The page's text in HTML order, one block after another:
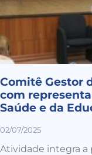
Comitê Gestor
com
Saúde e da
02/07/2025
Atividade integra a